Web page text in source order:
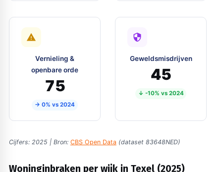
Vernieling &
openbare orde
75
→ 0% vs 2024
Geweldsmisdrijven
45
↓ -10% vs 2024
Cijfers: 2025 | Bron: CBS Open Data (dataset 83648NED)
Woninginbraken per wijk in Texel (2025)